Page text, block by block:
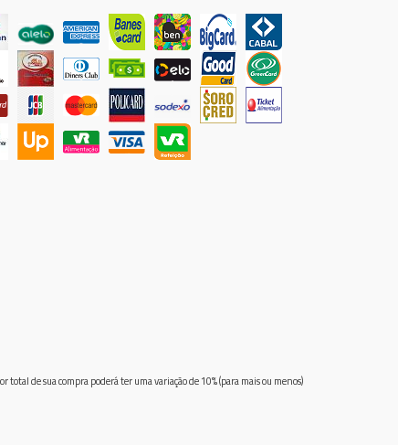
de sua compra poderá ter uma variação de 10% (para mais ou menos)